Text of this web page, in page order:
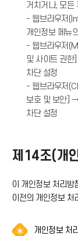
거치거나, 모든
- 웹브라우저
개인정보 메뉴
- 웹브라우저
및 사이트 권
차단 설정
- 웹브라우저
보호 및 보안]
차단 설정
제14조(개
이 개인정보 처리
이전의 개인정보 처
개인정보 처